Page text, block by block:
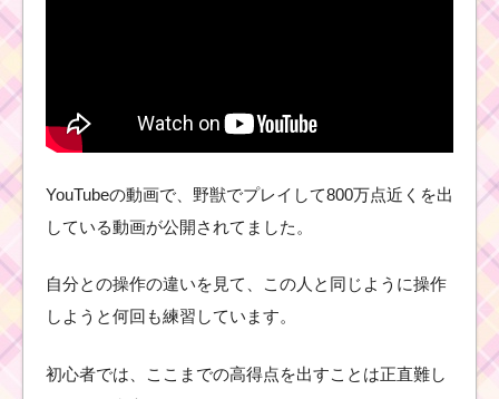
系と大きなツムが2個出
現
ツムツム7月イベント
「海賊のお宝探し」の
値と有利なキャラ
ツムツム！ティ
モシーの使い方
YouTubeの動画で、野獣でプレイして800万点近くを出
している動画が公開されてました。
自分との操作の違いを見て、この人と同じように操作
しようと何回も練習しています。
初心者では、ここまでの高得点を出すことは正直難し